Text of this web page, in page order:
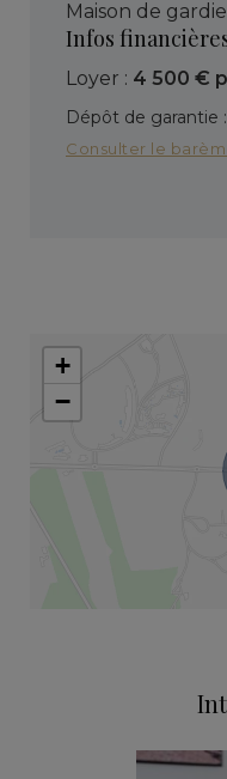
maison de
Infos
Loyer : 4 500 €
Dépôt de
Consulter le
+
−